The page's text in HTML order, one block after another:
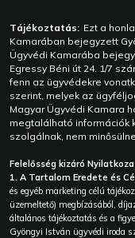
Tájékoztatás: Ezt a
Kamarában bejegyzett
Ügyvédi Kamarába
Egressy Béni út 24. 1/7
fenn az ügyvédekre
szerint, melyek az
Magyar Ügyvédi Kamara
megtalálható
szolgálnak, nem
Felelősség kizáró
1. A Tartalom Eredete és
és egyéb marketing célú
üzemeltető) megbízásából,
általános tájékoztatás és a
Gyöngyi István ügyvédi iroda